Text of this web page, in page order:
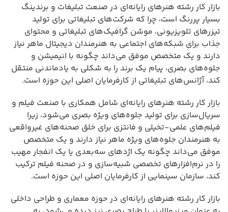
بازار کار رشته هنرهای رایانه‌ای در صنعت تبلیغات و برندینگ
بسیار پررنگ است، چرا که شرکت‌های تبلیغاتی برای تولید
تیزرهای تلویزیونی، موشن گرافیک‌های تبلیغاتی و محتوای
جذاب برای شبکه‌های اجتماعی به هنرمندان دیجیتال ماهر نیاز
دارند و یک متخصص موفق می‌داند چگونه با انیمیشن و
جلوه‌های بصری، پیام یک برند را به شکلی به یادماندنی منتقل
کند، آژانس‌های تبلیغاتی از کارفرمایان اصلی این حوزه است.
بازار کار رشته هنرهای رایانه‌ای شامل همکاری با صنعت فیلم و
سریال‌سازی برای تولید جلوه‌های ویژه بصری می‌شود، زیرا
فیلم‌های علمی-تخیلی و فانتزی برای خلق صحنه‌های غیرواقعی
به هنرمندان جلوه‌های ویژه ماهر نیاز دارند و یک متخصص
موفق می‌داند چگونه یک اژدهای سه‌بعدی یا یک انفجار مهیب
را در نرم‌افزارهای تخصصی شبیه‌سازی و در صحنه فیلم ترکیب
کند، سازمان سینمایی از کارفرمایان اصلی این حوزه است.
بازار کار رشته هنرهای رایانه‌ای در حوزه معماری و طراحی داخلی